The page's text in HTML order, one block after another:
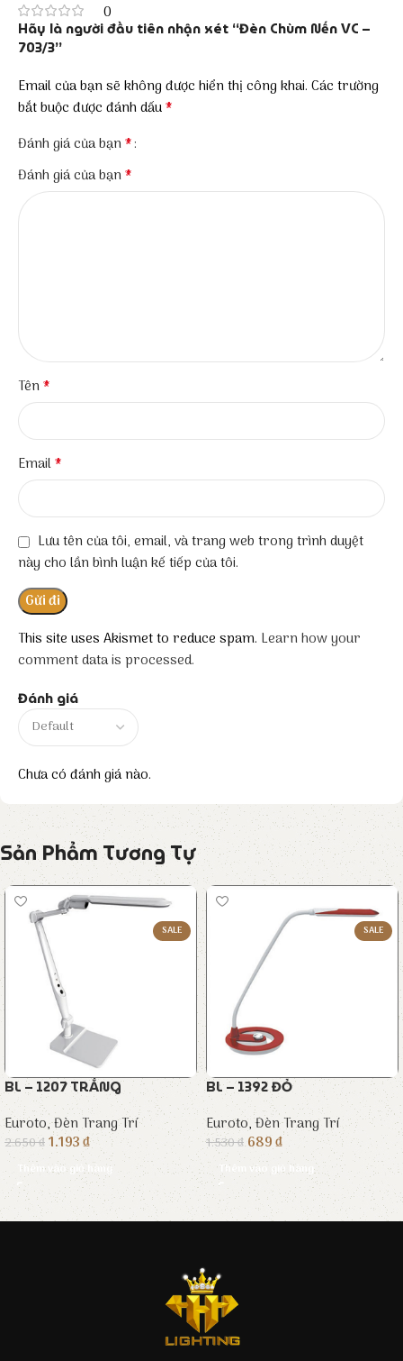
0
Đánh giá
Chưa có đánh giá nào.
Hãy là người đầu tiên nhận xét “Đèn Chùm Nến VC –
703/3”
Email của bạn sẽ không được hiển thị công khai. Các trường
bắt buộc được đánh dấu*
Đánh giá của bạn*
Đánh giá của bạn*
Tên*
Email*
Lưu tên của tôi, email, và trang web trong trình duyệt
này cho lần bình luận kế tiếp của tôi.
This site uses Akismet to reduce spam. Learn how your
comment data is processed.
Sản Phẩm Tương Tự
SALE
BL – 1207 TRẮNG
Euroto,Đèn Trang Trí
2.650₫1.193₫
Thêm vào giỏ hàng
SALE
BL – 1392 ĐỎ
Euroto,Đèn Trang Trí
1.530₫ 689₫
Thêm vào giỏ hàng